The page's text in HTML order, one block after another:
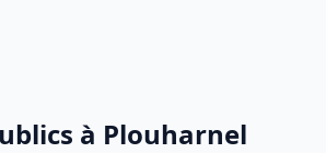
à Plouharnel